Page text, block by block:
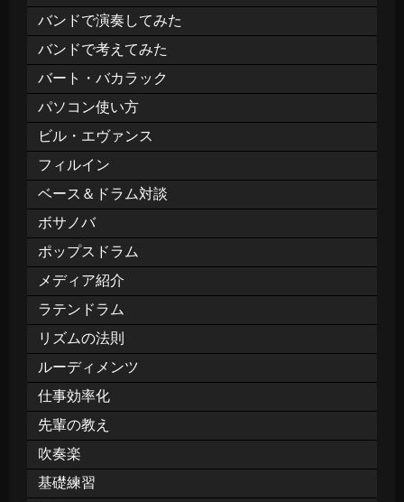
バンドで演奏してみた
バンドで考えてみた
バート・バカラック
パソコン使い方
ビル・エヴァンス
フィルイン
ベース＆ドラム対談
ボサノバ
ポップスドラム
メディア紹介
ラテンドラム
リズムの法則
ルーディメンツ
仕事効率化
先輩の教え
吹奏楽
基礎練習